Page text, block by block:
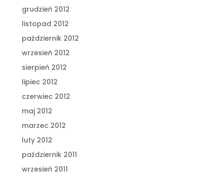
grudzień 2012
listopad 2012
październik 2012
wrzesień 2012
sierpień 2012
lipiec 2012
czerwiec 2012
maj 2012
marzec 2012
luty 2012
październik 2011
wrzesień 2011